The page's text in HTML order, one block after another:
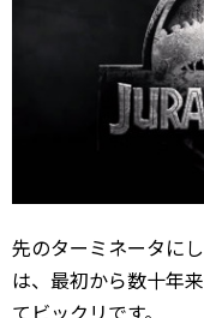
先のターミネータに
は、最初から数十年
てビックリです。